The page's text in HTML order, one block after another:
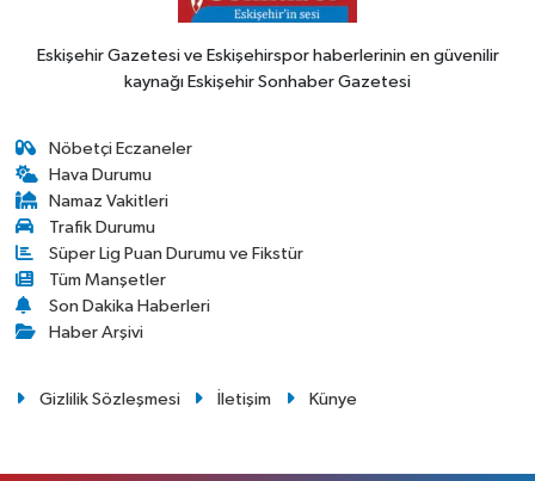
Eskişehir Gazetesi ve Eskişehirspor haberlerinin en güvenilir
kaynağı Eskişehir Sonhaber Gazetesi
Nöbetçi Eczaneler
Hava Durumu
Namaz Vakitleri
Trafik Durumu
Süper Lig Puan Durumu ve Fikstür
Tüm Manşetler
Son Dakika Haberleri
Haber Arşivi
Gizlilik Sözleşmesi İletişim Künye